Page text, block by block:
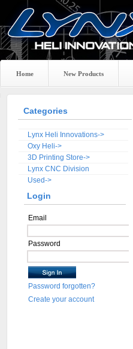
Home New Products
Categories
Lynx Heli Innovations->
Oxy Heli->
3D Printing Store->
Lynx CNC Division
Used->
Login
Email
Password
Password forgotten?
Create your account